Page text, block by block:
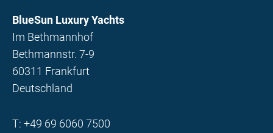
BlueSun Luxury Yachts
Im Bethmannhof
Bethmannstr. 7-9
60311 Frankfurt
Deutschland
T: +49 69 6060 7500